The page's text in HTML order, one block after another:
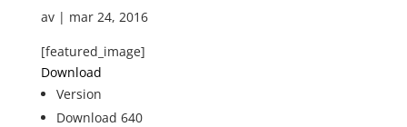
av | mar 24, 2016
[featured_image]
Download
Version
Download 640